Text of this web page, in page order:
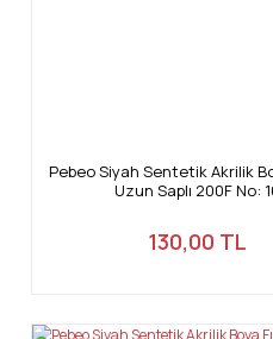
Pebeo Siyah Sentetik Akrilik
Uzun Saplı 200F No:
130,00 TL